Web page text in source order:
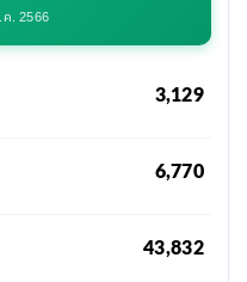
ค. 2566
3,129
6,770
43,832